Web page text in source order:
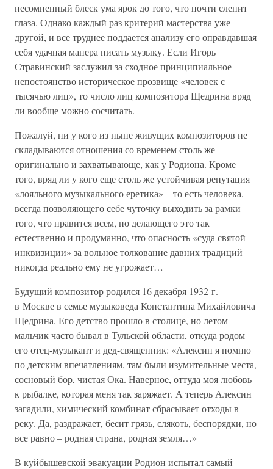
несомненный блеск ума ярок до того, что почти слепит
глаза. Однако каждый раз критерий мастерства уже
другой, и все труднее поддается анализу его оправдавшая
себя удачная манера писать музыку. Если Игорь
Стравинский заслужил за сходное принципиальное
непостоянство историческое прозвище «человек с
тысячью лиц», то число лиц композитора Щедрина вряд
ли вообще можно сосчитать.
Пожалуй, ни у кого из ныне живущих композиторов не
складываются отношения со временем столь же
оригинально и захватывающе, как у Родиона. Кроме
того, вряд ли у кого еще столь же устойчивая репутация
«лояльного музыкального еретика» – то есть человека,
всегда позволяющего себе чуточку выходить за рамки
того, что нравится всем, но делающего это так
естественно и продуманно, что опасность «суда святой
инквизиции» за вольное толкование давних традиций
никогда реально ему не угрожает…
Будущий композитор родился 16 декабря 1932 г.
в Москве в семье музыковеда Константина Михайловича
Щедрина. Его детство прошло в столице, но летом
мальчик часто бывал в Тульской области, откуда родом
его отец-музыкант и дед-священник: «Алексин я помню
по детским впечатлениям, там были изумительные места,
сосновый бор, чистая Ока. Наверное, оттуда моя любовь
к рыбалке, которая меня так заряжает. А теперь Алексин
загадили, химический комбинат сбрасывает отходы в
реку. Да, раздражает, бесит грязь, слякоть, беспорядки, но
все равно – родная страна, родная земля…»
В куйбышевской эвакуации Родион испытал самый